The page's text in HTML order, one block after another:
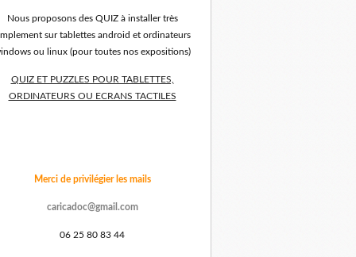
Nous proposons des QUIZ à installer très
sur tablettes android et ordinateurs
ou linux (pour toutes nos expositions)
QUIZ ET PUZZLES POUR TABLETTES,
ORDINATEURS OU ECRANS TACTILES
Merci de privilégier les mails
caricadoc@gmail.com
06 25 80 83 44